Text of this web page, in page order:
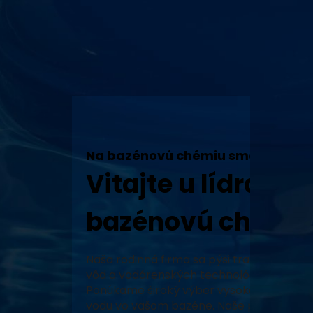
Na bazénovú chémiu sme tu my!
Vitajte u lídra v
bazénovú chémiu!
Naša rodinná firma sa pýši tradíciou,
vôd a vodárenských technológií a
Ponúkame široký výber vysoko
vodu vo vašom bazéne. Naše produkty,